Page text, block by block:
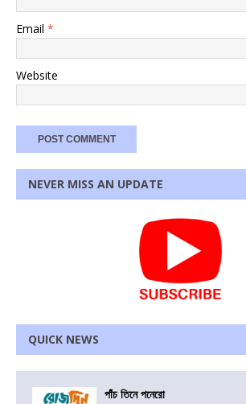
Email *
Website
NEVER MISS AN UPDATE
QUICK NEWS
পাঁচ তিনে পনেরো